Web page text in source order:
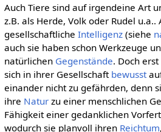
Auch Tiere sind auf irgendeine Art
z.B. als Herde, Volk oder Rudel u.a..
gesellschaftliche Intelligenz(siehe
auch sie haben schon Werkzeuge
natürlichen Gegenstände. Doch
sich in ihrer Gesellschaft bewusst
einander nicht zu gefährden, denn
ihre Naturzu einer menschlichen
Fähigkeit einer gedanklichen
wodurch sie planvoll ihren Reichtum